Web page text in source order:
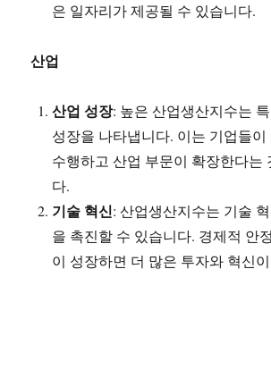
은 일자리가 제공될 수 있습니다.
산업
산업 성장: 높은 산업생산지수는
성장을 나타냅니다. 이는 기업들
수행하고 산업 부문이 확장한다는
다.
기술 혁신: 산업생산지수는 기술
을 촉진할 수 있습니다. 경제적 안
이 성장하면 더 많은 투자와 혁신